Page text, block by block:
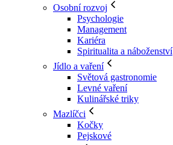
Osobní rozvoj
Psychologie
Management
Kariéra
Spiritualita a náboženství
Jídlo a vaření
Světová gastronomie
Levné vaření
Kulinářské triky
Mazlíčci
Kočky
Pejskové